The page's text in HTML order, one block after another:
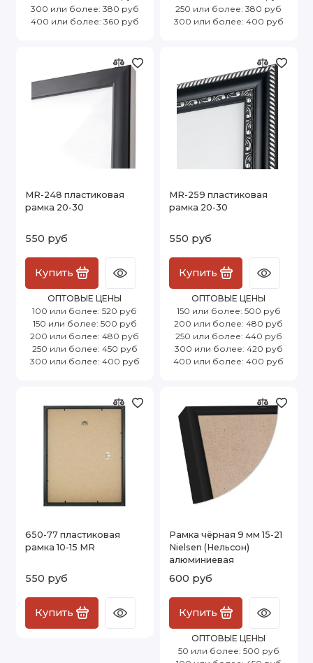
300 или более: 380 руб
400 или более: 360 руб
250 или более: 380 руб
300 или более: 400 руб
MR-248 пластиковая
рамка 20-30
550 руб
Купить
ОПТОВЫЕ ЦЕНЫ
100 или более: 520 руб
150 или более: 500 руб
200 или более: 480 руб
250 или более: 450 руб
300 или более: 400 руб
MR-259 пластиковая
рамка 20-30
550 руб
Купить
ОПТОВЫЕ ЦЕНЫ
150 или более: 500 руб
200 или более: 480 руб
250 или более: 440 руб
300 или более: 420 руб
400 или более: 400 руб
650-77 пластиковая
рамка 10-15 MR
550 руб
Купить
Рамка чёрная 9 мм 15-21
Nielsen (Нельсон)
алюминиевая
600 руб
Купить
ОПТОВЫЕ ЦЕНЫ
50 или более: 500 руб